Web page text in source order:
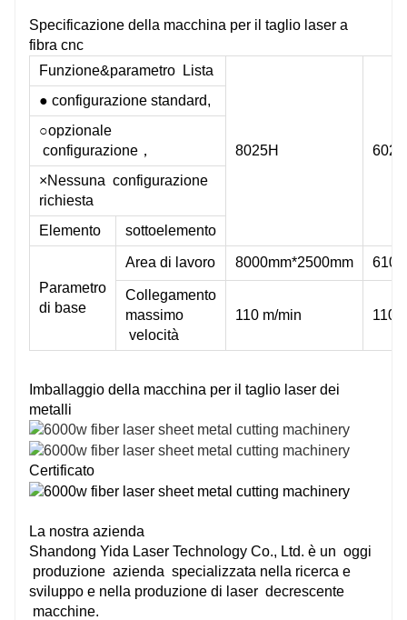
Specificazione della macchina per il taglio laser a
fibra cnc
Funzione&parametro Lista
8025H
● configurazione standard,
○opzionale
configurazione，
×Nessuna configurazione
richiesta
Elemento
sottoelemento
Parametro
di base
Area di lavoro 8000mm*2500mm
Collegamento
massimo
velocità
110 m/min 110
Imballaggio della macchina per il taglio laser dei
metalli
Certificato
La nostra azienda
Shandong Yida Laser Technology Co., Ltd. è un oggi
produzione azienda specializzata nella ricerca e
sviluppo e nella produzione di laser decrescente
macchine.